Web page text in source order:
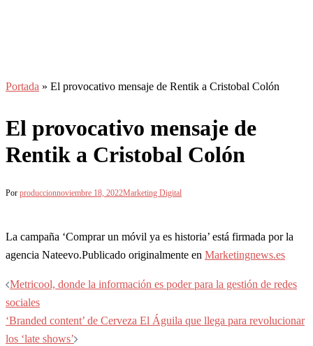
Portada » El provocativo mensaje de Rentik a Cristobal Colón
El provocativo mensaje de
Rentik a Cristobal Colón
Por produccionnoviembre 18, 2022Marketing Digital
La campaña ‘Comprar un móvil ya es historia’ está firmada por la
agencia Nateevo.Publicado originalmente en Marketingnews.es
Navegación
de
entradas
Metricool, donde la información es poder para la gestión de redes
sociales
‘Branded content’ de Cerveza El Águila que llega para revolucionar
los ‘late shows’